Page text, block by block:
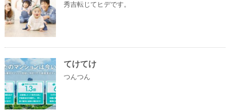
秀吉転じてヒデです。
てけてけ
つんつん